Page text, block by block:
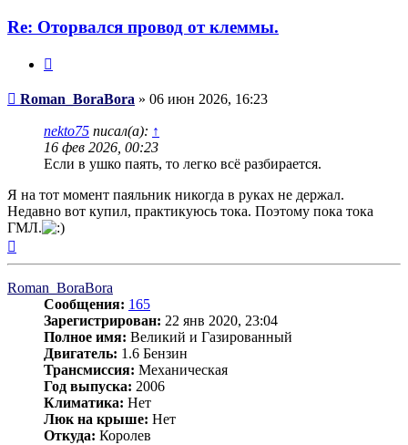
Re: Оторвался провод от клеммы.
Сообщение
Roman_BoraBora » 06 июн 2026, 16:23
nekto75 писал(а): ↑
16 фев 2026, 00:23
Если в ушко паять, то легко всё разбирается.
Я на тот момент паяльник никогда в руках не держал.
Недавно вот купил, практикуюсь тока. Поэтому пока тока
ГМЛ.
Roman_BoraBora
Сообщения: 165
Зарегистрирован: 22 янв 2020, 23:04
Полное имя: Великий и Газированный
Двигатель: 1.6 Бензин
Трансмиссия: Механическая
Год выпуска: 2006
Климатика: Нет
Люк на крыше: Нет
Откуда: Королев